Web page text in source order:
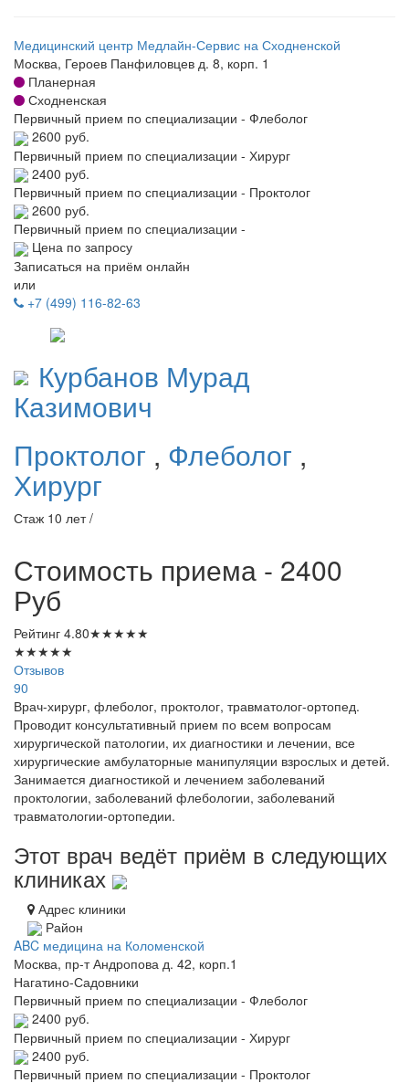
Медицинский центр Медлайн-Сервис на Сходненской
Москва, Героев Панфиловцев д. 8, корп. 1
Планерная
Сходненская
Первичный прием по специализации - Флеболог
2600 руб.
Первичный прием по специализации - Хирург
2400 руб.
Первичный прием по специализации - Проктолог
2600 руб.
Первичный прием по специализации -
Цена по запросу
Записаться на приём онлайн
или
+7 (499) 116-82-63
Курбанов Мурад
Казимович
Проктолог , Флеболог ,
Хирург
Стаж 10 лет /
Стоимость приема - 2400
Руб
Рейтинг 4.80★★★★★
★★★★★
Отзывов
90
Врач-хирург, флеболог, проктолог, травматолог-ортопед.
Проводит консультативный прием по всем вопросам
хирургической патологии, их диагностики и лечении, все
хирургические амбулаторные манипуляции взрослых и детей.
Занимается диагностикой и лечением заболеваний
проктологии, заболеваний флебологии, заболеваний
травматологии-ортопедии.
Этот врач ведёт приём в следующих
клиниках
Адрес клиники
Район
ABC медицина на Коломенской
Москва, пр-т Андропова д. 42, корп.1
Нагатино-Садовники
Первичный прием по специализации - Флеболог
2400 руб.
Первичный прием по специализации - Хирург
2400 руб.
Первичный прием по специализации - Проктолог